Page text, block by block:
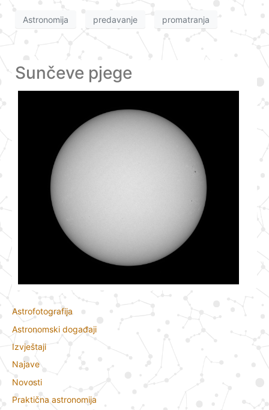
Astronomija predavanje promatranja
Sunčeve pjege
Astrofotografija
Astronomski događaji
Izvještaji
Najave
Novosti
Praktična astronomija